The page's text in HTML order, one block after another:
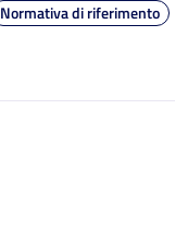
Normativa di riferimento